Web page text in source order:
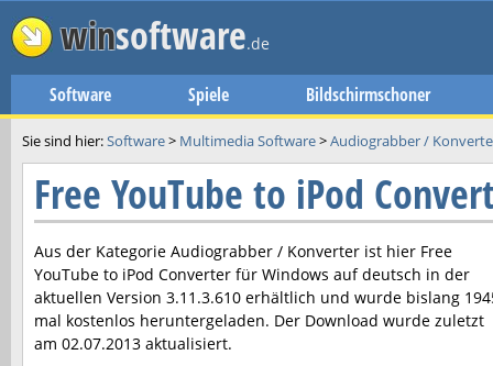
winsoftware.de
Software Spiele Bildschirmschoner
Sie sind hier:Software> Multimedia Software>Audiograbber /
Free YouTube to iPod
Aus der Kategorie Audiograbber / Konverter ist hier Free
YouTube to iPod Converter für Windows auf deutsch in der
aktuellen Version 3.11.3.610 erhältlich und wurde bislang
mal kostenlos heruntergeladen. Der Download wurde zuletzt
am 02.07.2013 aktualisiert.